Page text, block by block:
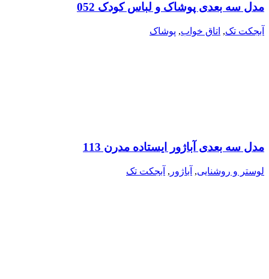
مدل سه بعدی پوشاک و لباس کودک 052
آبجکت تک, اتاق خواب, پوشاک
مدل سه بعدی آباژور ایستاده مدرن 113
لوستر و روشنایی, آباژور , آبجکت تک